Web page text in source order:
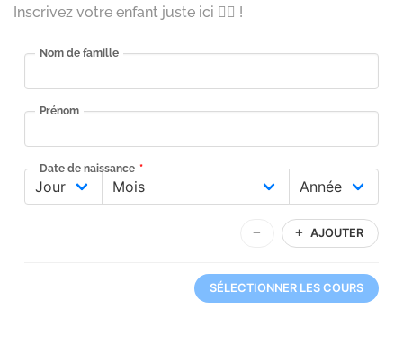
Inscrivez votre enfant juste ici 👇🏻 !